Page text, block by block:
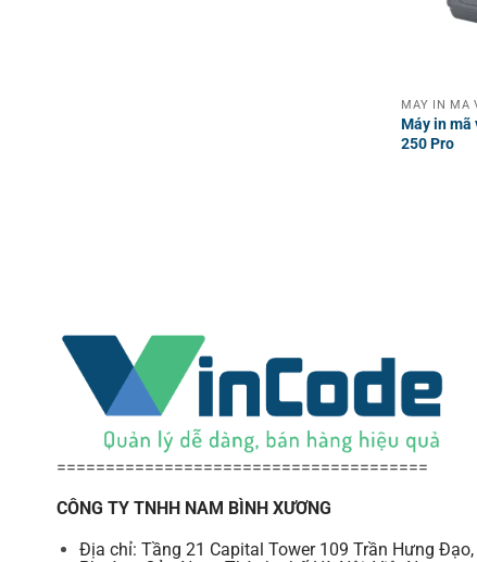
Máy in mã
250 Pro
======================================
CÔNG TY TNHH NAM BÌNH XƯƠNG
Địa chỉ: Tầng 21 Capital Tower 109 Trần Hưng Đạo,